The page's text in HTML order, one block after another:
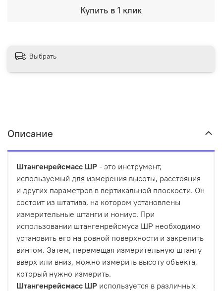
Купить в 1 клик
Выбрать
Описание
Штангенрейсмасс ШР - это инструмент,
используемый для измерения высоты, расстояния
и других параметров в вертикальной плоскости. Он
состоит из штатива, на котором установлены
измерительные штанги и нониус. При
использовании штангенрейсмуса ШР необходимо
установить его на ровной поверхности и закрепить
винтом. Затем, перемещая измерительную штангу
вверх или вниз, можно измерить высоту объекта,
который нужно измерить.
Штангенрейсмасс ШР используется в различных